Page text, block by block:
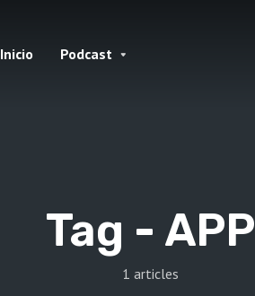
Inicio Podcast
Tag - APP
1 articles